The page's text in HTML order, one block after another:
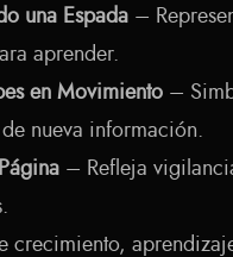
una Espada –
aprender.
en Movimiento –
nueva información.
– Refleja
crecimiento,